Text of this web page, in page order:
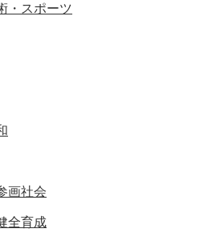
・スポーツ
画社会
全育成